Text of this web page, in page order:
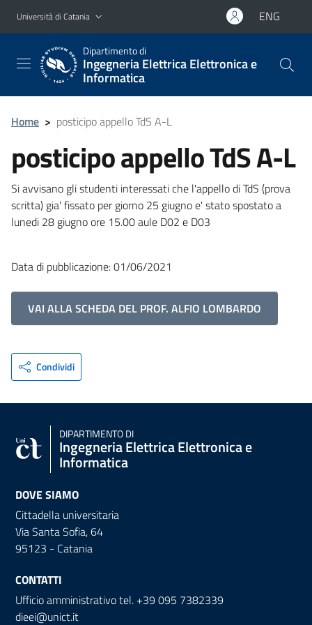
Vai al contenuto principale
Vai al menu di navigazione
Università di Catania ENG
Dipartimento di
Ingegneria Elettrica Elettronica e
Informatica
Home > posticipo appello TdS A-L
posticipo appello TdS A-L
Si avvisano gli studenti interessati che l'appello di TdS (prova
scritta) gia' fissato per giorno 25 giugno e' stato spostato a
lunedi 28 giugno ore 15.00 aule D02 e D03
Data di pubblicazione: 01/06/2021
VAI ALLA SCHEDA DEL PROF. ALFIO LOMBARDO
Condividi
DIPARTIMENTO DI
Ingegneria Elettrica Elettronica e
Informatica
DOVE SIAMO
Cittadella universitaria
Via Santa Sofia, 64
95123 - Catania
CONTATTI
Ufficio amministrativo tel. +39 095 7382339
dieei@unict.it